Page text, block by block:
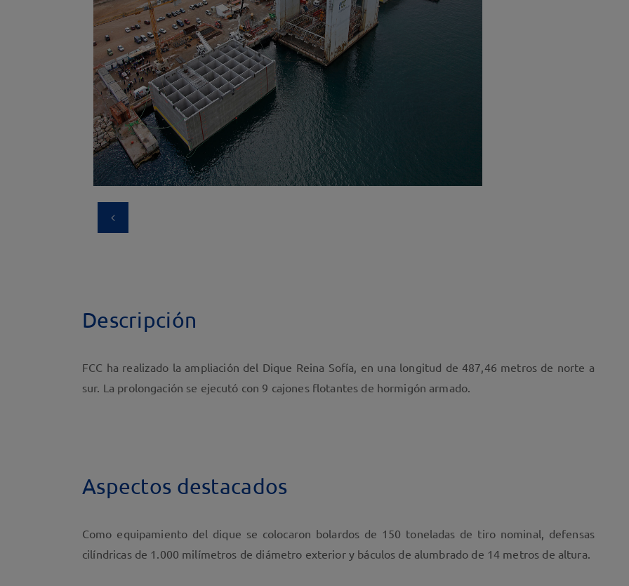
Descripción
FCC ha realizado la ampliación del Dique Reina Sofía, en una longitud de 487,46 metros de norte a
sur. La prolongación se ejecutó con 9 cajones flotantes de hormigón armado.
Aspectos destacados
Como equipamiento del dique se colocaron bolardos de 150 toneladas de tiro nominal, defensas
cilíndricas de 1.000 milímetros de diámetro exterior y báculos de alumbrado de 14 metros de altura.